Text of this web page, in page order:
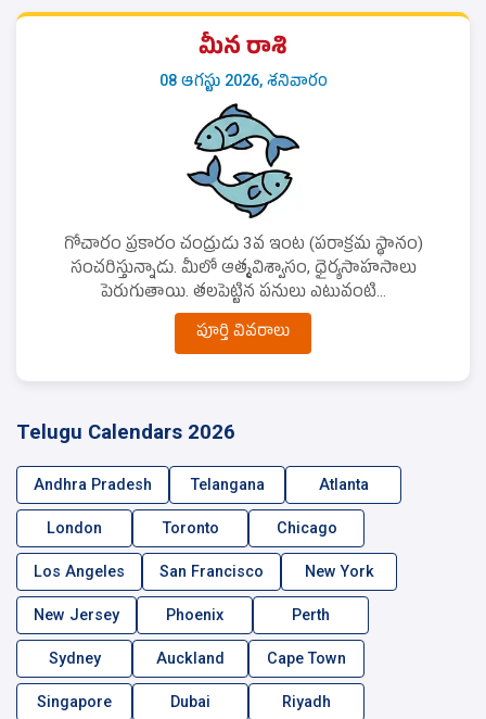
మీన రాశి
08 ఆగస్టు 2026, శనివారం
గోచారం ప్రకారం చంద్రుడు 3వ ఇంట (పరాక్రమ స్థానం)
సంచరిస్తున్నాడు. మీలో ఆత్మవిశ్వాసం, ధైర్యసాహసాలు
పెరుగుతాయి. తలపెట్టిన పనులు ఎటువంటి...
పూర్తి వివరాలు
Telugu Calendars 2026
Andhra Pradesh Telangana Atlanta
London Toronto Chicago
Los Angeles San Francisco New York
New Jersey Phoenix Perth
Sydney Auckland Cape Town
Singapore Dubai Riyadh